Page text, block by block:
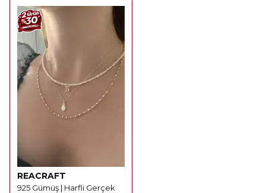
REACRAFT
925 Gümüş | Harfli Gerçek